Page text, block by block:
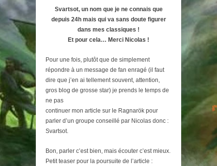
Svartsot, un nom que je ne connais que
depuis 24h mais qui va sans doute figurer
dans mes classiques !
Et pour cela… Merci Nicolas !
Pour une fois, plutôt que de simplement
répondre à un message de fan enragé (il faut
dire que j’en ai tellement souvent, attention,
gros blog de grosse star) je prends le temps de
ne pas
continuer mon article sur le Ragnarök pour
parler d’un groupe conseillé par Nicolas donc :
Svartsot.
Bon, parler c’est bien, mais écouter c’est mieux.
Petit teaser pour la poursuite de l’article :